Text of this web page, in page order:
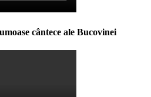
cântece ale Bucovinei